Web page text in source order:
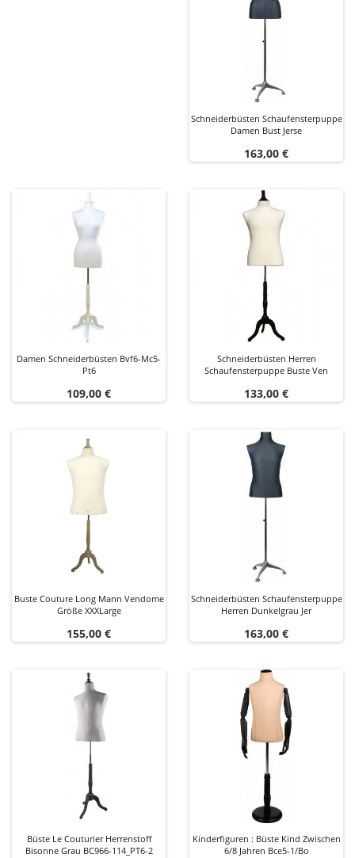
Schneiderbüsten Schaufensterpuppe
Damen Bust Jerse
Preis
163,00 €
Damen Schneiderbüsten Bvf6-Mc5-
Pt6
Preis
109,00 €
Schneiderbüsten Herren
Schaufensterpuppe Buste Ven
Preis
133,00 €
Buste Couture Long Mann Vendome
Größe XXXLarge
Preis
155,00 €
Schneiderbüsten Schaufensterpuppe
Herren Dunkelgrau Jer
Preis
163,00 €
Büste Le Couturier Herrenstoff
Bisonne Grau BC966-114_PT6-2
Kinderfiguren : Büste Kind Zwischen
6/8 Jahren Bce5-1/bo